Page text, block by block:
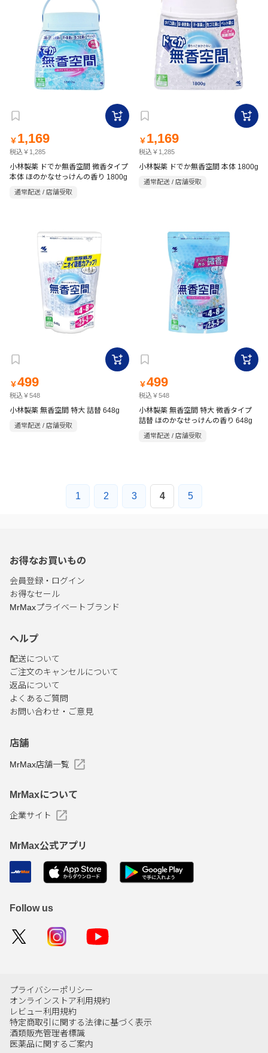
￥ 1,169
税込￥1,285
小林製薬 ドでか無香空間 微香タイプ
本体 ほのかなせっけんの香り 1800g
通常配送 / 店舗受取
￥ 1,169
税込￥1,285
小林製薬 ドでか無香空間 本体 1800g
通常配送 / 店舗受取
￥499
税込￥548
小林製薬 無香空間 特大 詰替 648g
通常配送 / 店舗受取
￥499
税込￥548
小林製薬 無香空間 特大 微香タイプ
詰替 ほのかなせっけんの香り 648g
通常配送 / 店舗受取
1 2 3 4 5
お得なお買いもの
会員登録・ログイン
お得なセール
MrMaxプライベートブランド
ヘルプ
配送について
ご注文のキャンセルについて
返品について
よくあるご質問
お問い合わせ・ご意見
店舗
MrMax店舗一覧
MrMaxについて
企業サイト
MrMax公式アプリ
Follow us
プライバシーポリシー
オンラインストア利用規約
レビュー利用規約
特定商取引に関する法律に基づく表示
酒類販売管理者標識
医薬品に関するご案内